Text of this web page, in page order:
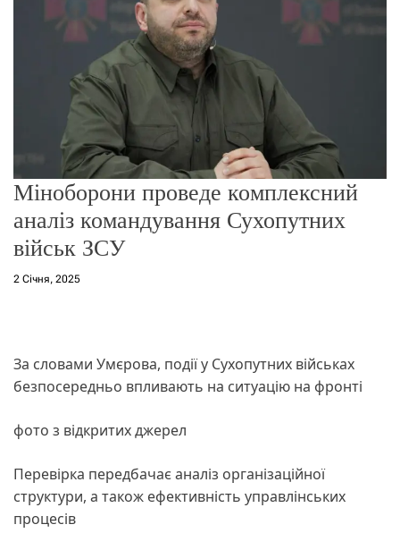
м
Міноборони проведе комплексний
аналіз командування Сухопутних
військ ЗСУ
2 Січня, 2025
За словами Умєрова, події у Сухопутних військах
безпосередньо впливають на ситуацію на фронті
фото з відкритих джерел
Перевірка передбачає аналіз організаційної
структури, а також ефективність управлінських
процесів